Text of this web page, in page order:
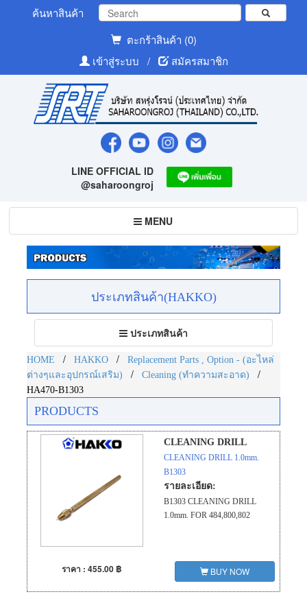
ค้นหาสินค้า
ตะกร้าสินค้า (0)
เข้าสู่ระบบ
/ สมัครสมาชิก
LINE OFFICIAL ID
@saharoongroj
Toggle
navigation
MENU
ประเภทสินค้า(HAKKO)
Toggle
navigation
ประเภทสินค้า
HOME / HAKKO /
Replacement Parts , Option - (อะไหล่
ต่างๆและอุปกรณ์เสริม)
/ Cleaning (ทำความสะอาด) /
HA470-B1303
PRODUCTS
CLEANING DRILL
CLEANING DRILL 1.0mm.
B1303
รายละเอียด:
B1303 CLEANING DRILL
1.0mm. FOR 484,800,802
ราคา : 455.00 ฿ BUY NOW